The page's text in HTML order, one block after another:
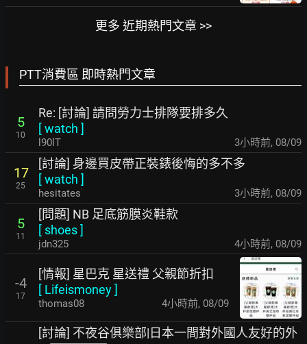
更多 近期熱門文章 >>
PTT消費區 即時熱門文章
5
10
Re: [討論] 請問勞力士排隊要排多久
[watch ]
l90lT 3小時前, 08/09
17
25
[討論] 身邊買皮帶正裝錶後悔的多不多
[watch ]
hesitates 3小時前, 08/09
5
11
[問題] NB 足底筋膜炎鞋款
[ shoes]
jdn325 4小時前, 08/09
-4
17
[情報] 星巴克 星送禮 父親節折扣
[ Lifeismoney]
thomas08 4小時前, 08/09
[討論] 不夜谷俱樂部|日本一間對外國人友好的外